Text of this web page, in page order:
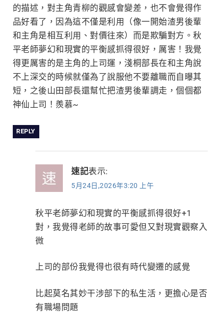
的描述，對主角青柳的觀感會變差，也不會覺得作
品好看了，因為這不僅是利用（像一開始渣男後輩
和主角是相互利用、對價往來）而是欺騙對方。秋
平老師夢幻和現實的平衡感抓得很好，厲害！我覺
得更厲害的是主角的上司運，淺桐部長在和主角說
不上深交的時候就僅為了說服他不要離職而自曝其
短，之後山田部長還幫忙把渣男後輩調走，個個都
神仙上司！羨慕~
REPLY
速記表示:
5月24日,2026年3:20 上午
秋平老師夢幻和現實的平衡感抓得很好+1
對，我覺得老師的故事可愛但又對現實觀察入
微
上司的部份我覺得也很有時代變遷的感覺
比起莫名其妙干涉部下的私生活，更擔心是否
有職場問題